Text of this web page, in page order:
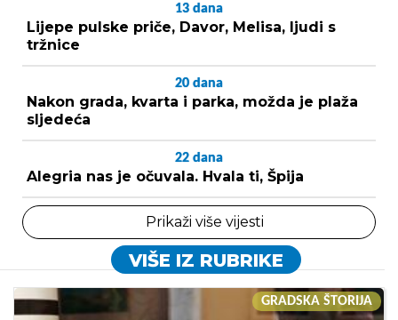
13 dana
Lijepe pulske priče, Davor, Melisa, ljudi s
tržnice
20 dana
Nakon grada, kvarta i parka, možda je plaža
sljedeća
22 dana
Alegria nas je očuvala. Hvala ti, Špija
Prikaži više vijesti
VIŠE IZ RUBRIKE
GRADSKA ŠTORIJA